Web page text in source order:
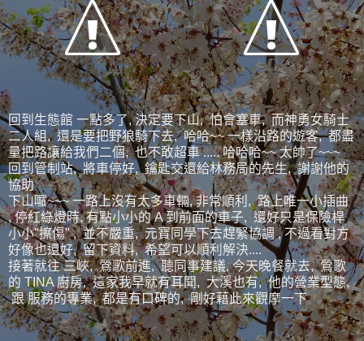
回到生態館 一點多了, 決定要下山, 怕會塞車, 而神勇女騎士
二人組, 還是要把野狼騎下去, 哈哈~~ 一樣沿路的遊客, 都盡
量把路讓給我們二個, 也不敢超車 ..... 哈哈哈~~ 太帥了~~~
回到管制站, 將車停好, 鑰匙交還給林務局的先生, 謝謝他的
協助
下山囉~~~ 一路上沒有太多車輛, 非常順利, 路上唯一小插曲
, 停紅綠燈時, 有點小小的 A 到前面的車子, 還好只是保險桿
小小"擦傷" , 並不嚴重, 元寶同學下去趕緊協調 , 不過看對方
好像也還好, 留下資料, 希望可以順利解決....
接著就往 三峽, 鶯歌前進, 聽同事建議, 今天晚餐就去, 鶯歌
的 TINA 廚房, 這家我早就有耳聞, 大溪也有, 他的營業型態,
跟 服務的專業, 都是有口碑的, 剛好藉此來觀摩一下